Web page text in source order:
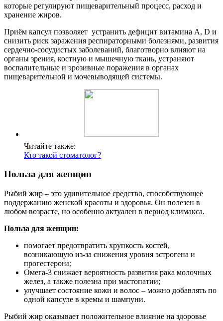
которые регулируют пищеварительный процесс, расход и
хранение жиров.
Приём капсул позволяет устранить дефицит витамина A, D и
снизить риск заражения респираторными болезнями, развития
сердечно-сосудистых заболеваний, благотворно влияют на
органы зрения, костную и мышечную ткань, устраняют
воспалительные и эрозивные поражения в органах
пищеварительной и мочевыводящей системы.
Читайте также:
Кто такой стоматолог?
Польза для женщин
Рыбий жир – это удивительное средство, способствующее
поддержанию женской красоты и здоровья. Он полезен в
любом возрасте, но особенно актуален в период климакса.
Польза для женщин:
помогает предотвратить хрупкость костей,
возникающую из-за снижения уровня эстрогена и
прогестерона;
Омега-3 снижает вероятность развития рака молочных
желез, а также полезна при мастопатии;
улучшает состояние кожи и волос – можно добавлять по
одной капсуле в кремы и шампуни.
Рыбий жир оказывает положительное влияние на здоровье